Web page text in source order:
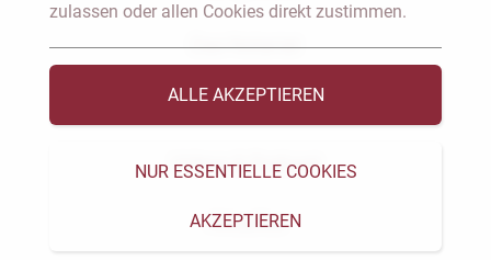
Das Notariat
Vorträge & Veröffentlichungen
Videos & Podcast
Aktuelles
zulassen oder allen Cookies direkt zustimmen.
ALLE AKZEPTIEREN
NUR ESSENTIELLE COOKIES
AKZEPTIEREN